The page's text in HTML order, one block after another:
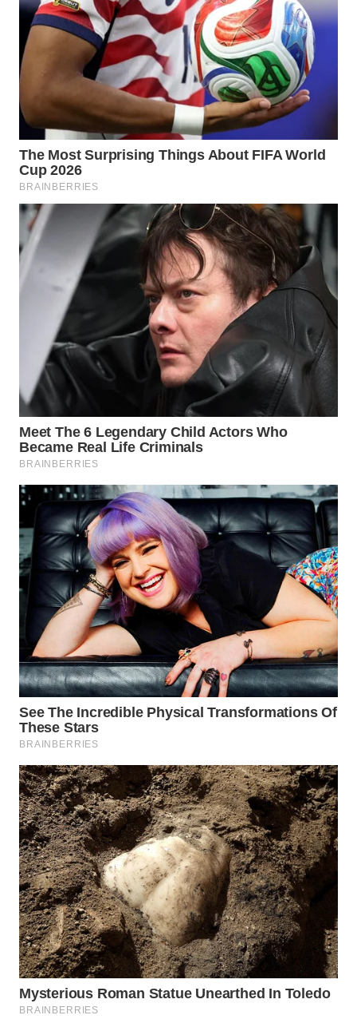
WN
BORNEO
Wahana
Media
Group
WAHANA
NEWS
WAHANA
TANI
WAHANA
ADVOKAT
WAHANA
INFRASTRUKTUR
WAHANA
KONSUMEN
WAHANA
LISTRIK
WAHANA
TRAVEL
WAHANA
TV
WAHANANEWS
ID
WAHANANEWS
CO ID
WAHANANEWS
WAHANA
SPORT
WAHANA
UMKM
WAHANA
SELEB
WAHANA
PERSONA